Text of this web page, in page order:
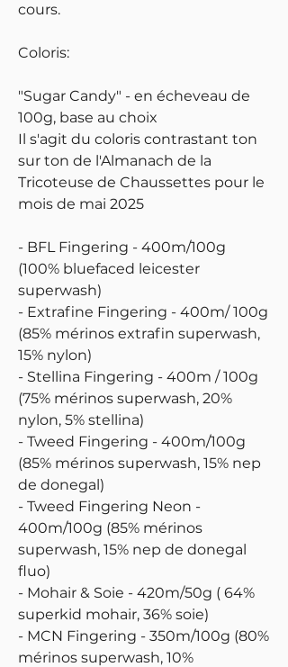
cours.
Coloris:
"Sugar Candy" - en écheveau de
100g, base au choix
Il s'agit du coloris contrastant ton
sur ton de l'Almanach de la
Tricoteuse de Chaussettes pour le
mois de mai 2025
- BFL Fingering - 400m/100g
(100% bluefaced leicester
superwash)
- Extrafine Fingering - 400m/ 100g
(85% mérinos extrafin superwash,
15% nylon)
- Stellina Fingering - 400m / 100g
(75% mérinos superwash, 20%
nylon, 5% stellina)
- Tweed Fingering - 400m/100g
(85% mérinos superwash, 15% nep
de donegal)
- Tweed Fingering Neon -
400m/100g (85% mérinos
superwash, 15% nep de donegal
fluo)
- Mohair & Soie - 420m/50g ( 64%
superkid mohair, 36% soie)
- MCN Fingering - 350m/100g (80%
mérinos superwash, 10%